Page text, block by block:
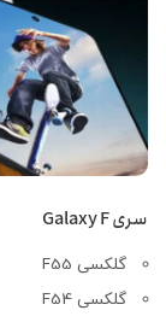
سری Galaxy F
گلکسی F55
گلکسی F54